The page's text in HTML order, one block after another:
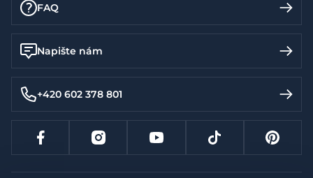
FAQ
Napište nám
+420 602 378 801